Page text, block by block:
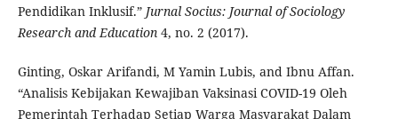
Pendidikan Inklusif.” Jurnal Socius: Journal of Sociology
Research and Education4, no. 2 (2017).
Ginting, Oskar Arifandi, M Yamin Lubis, and Ibnu Affan.
“Analisis Kebijakan Kewajiban Vaksinasi COVID-19 Oleh
Pemerintah Terhadap Setiap Warga Masyarakat Dalam